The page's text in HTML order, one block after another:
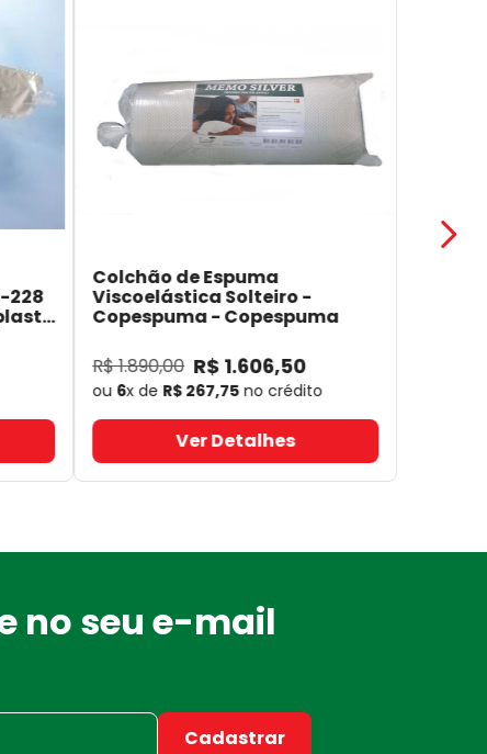
228
Colchão de Espuma
Viscoelástica Solteiro -
Copespuma- Copespuma
R$1.890,00 R$ 1.606,50
ou 6x de R$ 267,75 no crédito
Ver Detalhes
no seu e-mail
Cadastrar